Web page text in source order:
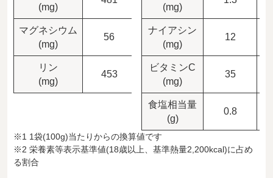
(mg)
マグネシウム
(mg)
56 11.2
リン
(mg)
453 90.6
(mg)
ナイアシン
(mg)
12
ビタミンC
(mg)
35
食塩相当量
(g)
0.8
※1 1袋(100g)当たりからの換算値です
※2 栄養素等表示基準値(18歳以上、基準熱量2,200kcal)に占め
る割合